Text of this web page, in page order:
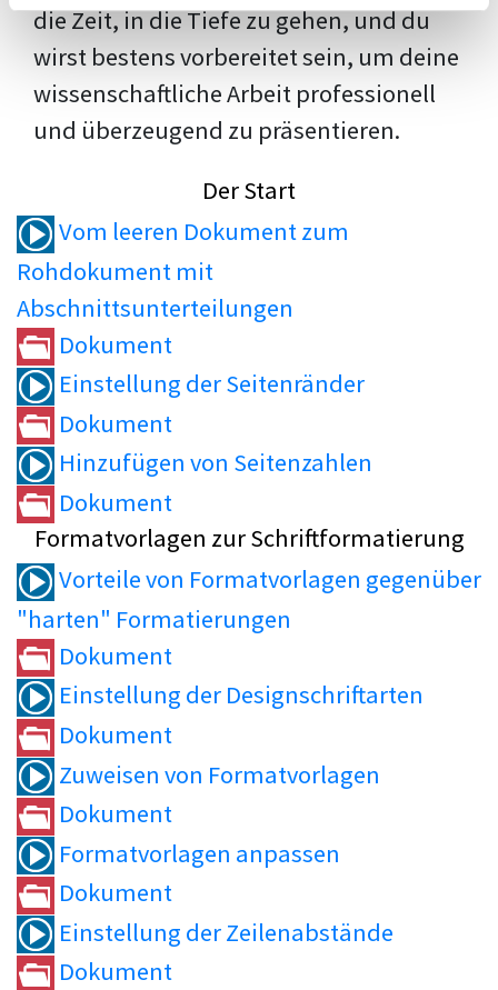
die Zeit, in die Tiefe zu gehen, und du
wirst bestens vorbereitet sein, um deine
wissenschaftliche Arbeit professionell
und überzeugend zu präsentieren.
Der Start
Vom leeren Dokument zum
Rohdokument mit
Abschnittsunterteilungen
Dokument
Einstellung der Seitenränder
Dokument
Hinzufügen von Seitenzahlen
Dokument
Formatvorlagen zur Schriftformatierung
Vorteile von Formatvorlagen gegenüber
"harten" Formatierungen
Dokument
Einstellung der Designschriftarten
Dokument
Zuweisen von Formatvorlagen
Dokument
Formatvorlagen anpassen
Dokument
Einstellung der Zeilenabstände
Dokument